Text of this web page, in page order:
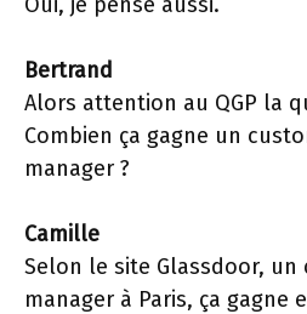
Bertrand
Alors attention au QGP la
Combien ça gagne un
manager ?
Camille
Selon le site Glassdoor, un
manager à Paris, ça gagne